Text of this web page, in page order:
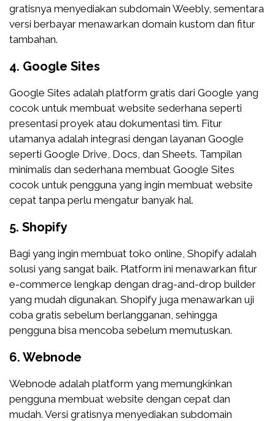
gratisnya menyediakan subdomain Weebly, sementara
versi berbayar menawarkan domain kustom dan fitur
tambahan.
4. Google Sites
Google Sites adalah platform gratis dari Google yang
cocok untuk membuat website sederhana seperti
presentasi proyek atau dokumentasi tim. Fitur
utamanya adalah integrasi dengan layanan Google
seperti Google Drive, Docs, dan Sheets. Tampilan
minimalis dan sederhana membuat Google Sites
cocok untuk pengguna yang ingin membuat website
cepat tanpa perlu mengatur banyak hal.
5. Shopify
Bagi yang ingin membuat toko online, Shopify adalah
solusi yang sangat baik. Platform ini menawarkan fitur
e-commerce lengkap dengan drag-and-drop builder
yang mudah digunakan. Shopify juga menawarkan uji
coba gratis sebelum berlangganan, sehingga
pengguna bisa mencoba sebelum memutuskan.
6. Webnode
Webnode adalah platform yang memungkinkan
pengguna membuat website dengan cepat dan
mudah. Versi gratisnya menyediakan subdomain